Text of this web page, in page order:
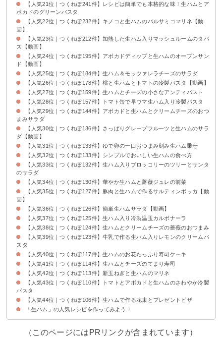
【人気21位｜つくれぽ241件】レシピは簡単でも本格的な味！生ハムとア
ボカドのグリーンパスタ
【人気22位｜つくれぽ232件】キノコと生ハムのバルサミコマリネ【動
画】
【人気23位｜つくれぽ212件】加熱した生ハム入りマッシュルームのタパ
ス【動画】
【人気24位｜つくれぽ195件】アボカドディップと生ハムのオープンサン
ド【動画】
【人気25位｜つくれぽ184件】生ハム＆モッツァレラチーズのサラダ
【人気26位｜つくれぽ178件】桃と生ハムとトマトの冷製パスタ【動画】
【人気27位｜つくれぽ159件】生ハムとチーズの小さなアンティパスト
【人気28位｜つくれぽ157件】トマト缶で早ウマ生ハム入り冷製パスタ
【人気29位｜つくれぽ144件】アボカドと生ハムとクリームチーズのおつ
まみサラダ
【人気30位｜つくれぽ136件】さっぱりグレープフルーツと生ハムのサラ
ダ【動画】
【人気31位｜つくれぽ133件】ゆで卵の一口おつまみ刻み生ハム乗せ
【人気32位｜つくれぽ133件】シンプルでおいしい生ハムの食べ方
【人気33位｜つくれぽ132件】生ハム入りブロッコリーのツリーとサンタ
のサラダ
【人気34位｜つくれぽ130件】華やか生ハムと薔薇ジュレの前菜
【人気35位｜つくれぽ127件】豚肉と生ハムで作るサルティンボッカ【動
画】
【人気36位｜つくれぽ126件】簡単生ハムサラダ【動画】
【人気37位｜つくれぽ125件】生ハム入り冷製温玉カルボナーラ
【人気38位｜つくれぽ124件】生ハムとクリームチーズの薔薇のおつまみ
【人気39位｜つくれぽ123件】牛乳で作る生ハム入りレモンのクリームパ
スタ
【人気40位｜つくれぽ117件】生ハムのお花たっぷり寿司ケーキ
【人気41位｜つくれぽ114件】生ハムとチーズのてまり寿司
【人気42位｜つくれぽ113件】新玉ねぎと生ハムのマリネ
【人気43位｜つくれぽ110件】トマトとアボカドと生ハムのさわやか冷製
パスタ
【人気44位｜つくれぽ106件】生ハムで作る花束とプレゼントピザ
「生ハム」の人気レシピを作ってみよう！
（このページにはPRリンクが含まれています）